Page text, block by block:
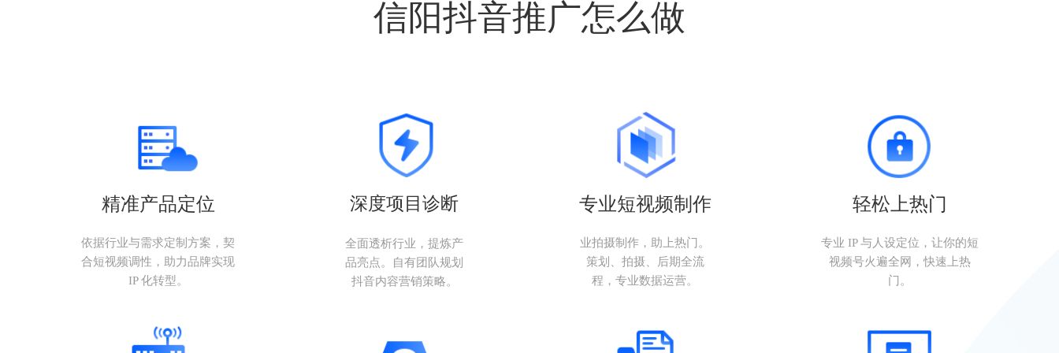
信阳抖音推广怎么做
精准产品定位
依据行业与需求定制方案，契
合短视频调性，助力品牌实现
IP 化转型。
深度项目诊断
全面透析行业，提炼产
品亮点。自有团队规划
抖音内容营销策略。
专业短视频制作
业拍摄制作，助上热门。
策划、拍摄、后期全流
程，专业数据运营。
轻松上热门
专业 IP 与人设定位，让你的短
视频号火遍全网，快速上热
门。